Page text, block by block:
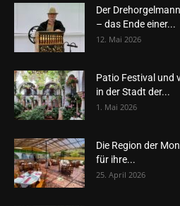
Der
– das Ende einer...
12. Mai 2026
Patio Festival und
in der Stadt der...
1. Mai 2026
Die Region der
für ihre...
25. April 2026